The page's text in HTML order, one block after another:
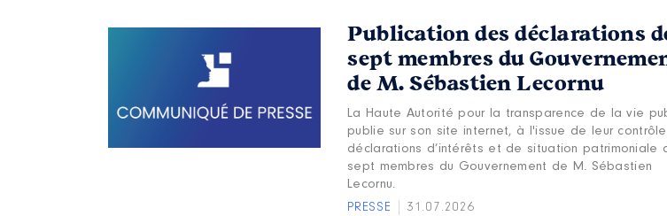
Publication des déclarations
sept membres du
de M. Sébastien Lecornu
La Haute Autorité pour la transparence de la vie
publie sur son site internet, à l'issue de leur
déclarations d’intérêts et de situation patrimoniale
sept membres du Gouvernement de M. Sébastien
Lecornu.
PRESSE
31.07.2026